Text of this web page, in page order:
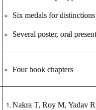
Six medals for
Several poster, oral
Four book chapters
Nakra T, Roy M, Yadav